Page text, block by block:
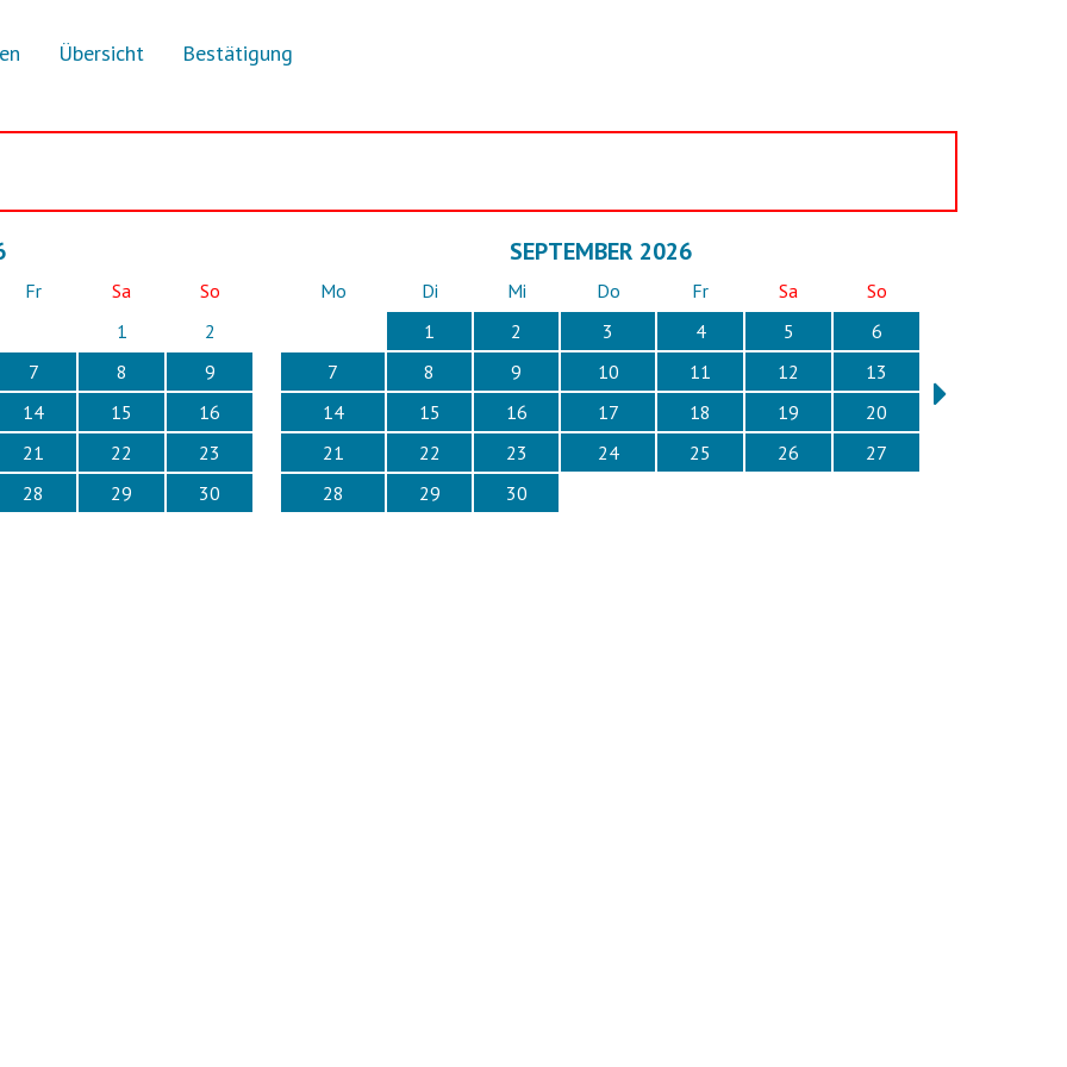
Übersicht Bestätigung
Fr Sa
So
1
2
7
8
9
14
15
16
21
22
23
28
29 30
SEPTEMBER 2026
Mo Di Mi Do Fr Sa
So
1
2 3 4 5
6
7
8 9 10 11 12
13
14
15 16 17 18 19
20
21
22 23 24 25 26
27
28
29 30